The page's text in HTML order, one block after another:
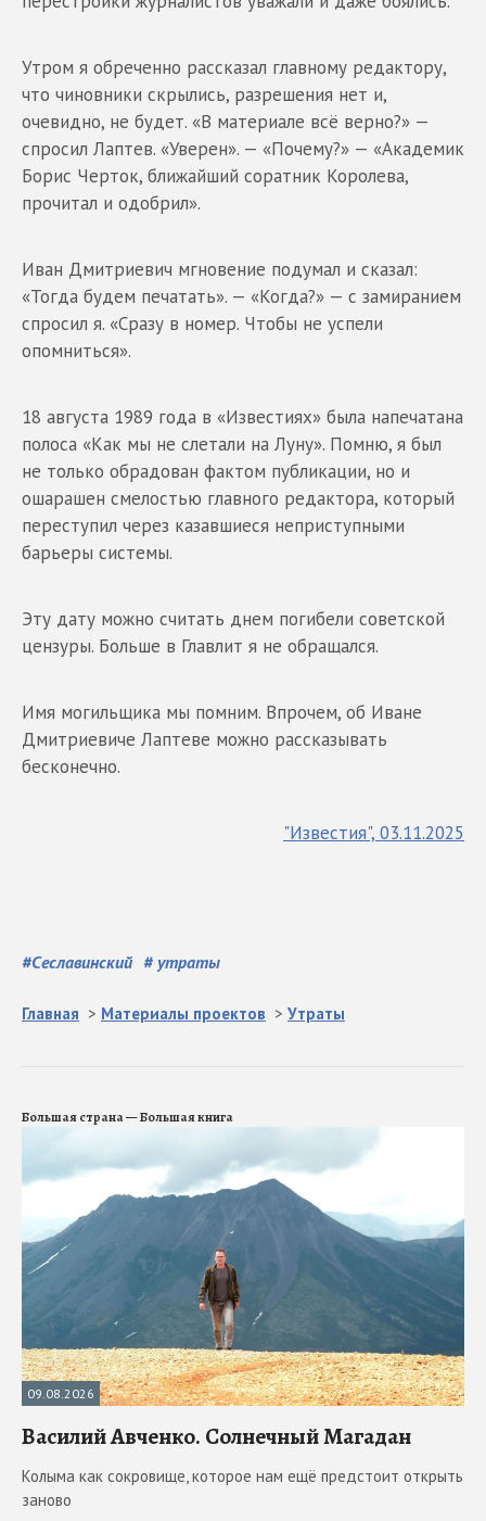
Утром я обреченно рассказал главному редактору,
что чиновники скрылись, разрешения нет и,
очевидно, не будет. «В материале всё верно?» —
спросил Лаптев. «Уверен». — «Почему?» — «Академик
Борис Черток, ближайший соратник Королева,
прочитал и одобрил».
Иван Дмитриевич мгновение подумал и сказал:
«Тогда будем печатать». — «Когда?» — с замиранием
спросил я. «Сразу в номер. Чтобы не успели
опомниться».
18 августа 1989 года в «Известиях» была напечатана
полоса «Как мы не слетали на Луну». Помню, я был
не только обрадован фактом публикации, но и
ошарашен смелостью главного редактора, который
переступил через казавшиеся неприступными
барьеры системы.
Эту дату можно считать днем погибели советской
цензуры. Больше в Главлит я не обращался.
Имя могильщика мы помним. Впрочем, об Иване
Дмитриевиче Лаптеве можно рассказывать
бесконечно.
"Известия", 03.11.2025
#Сеславинский # утраты
Главная > Материалы проектов > Утраты
Большая страна — Большая книга
09.08.2026
Василий Авченко. Солнечный Магадан
Колыма как сокровище, которое нам ещё предстоит открыть
заново